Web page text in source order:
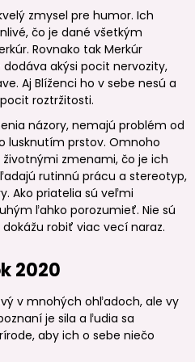
zmysel pre humor. Ich
čo je dané všetkým
Rovnako tak Merkúr
akýsi pocit nervozity,
Aj Blíženci ho v sebe nesú a
roztržitosti.
názory, nemajú problém od
lusknutím prstov. Omnoho
zmenami, čo je ich
rutinnú prácu a stereotyp,
Ako priatelia sú veľmi
ľahko porozumieť. Nie sú
robiť viac vecí naraz.
2020
v mnohých ohľadoch, ale vy
je sila a ľudia sa
aby ich o sebe niečo